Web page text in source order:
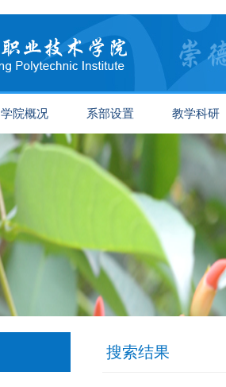
学院概况 系部设置 教学科研
搜索结果